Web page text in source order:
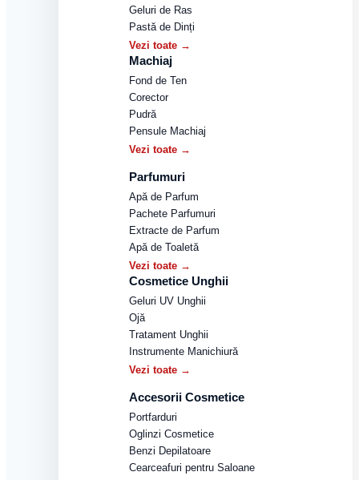
Geluri de Ras
Pastă de Dinți
Vezi toate →
Machiaj
Fond de Ten
Corector
Pudră
Pensule Machiaj
Vezi toate →
Parfumuri
Apă de Parfum
Pachete Parfumuri
Extracte de Parfum
Apă de Toaletă
Vezi toate →
Cosmetice Unghii
Geluri UV Unghii
Ojă
Tratament Unghii
Instrumente Manichiură
Vezi toate →
Accesorii Cosmetice
Portfarduri
Oglinzi Cosmetice
Benzi Depilatoare
Cearceafuri pentru Saloane